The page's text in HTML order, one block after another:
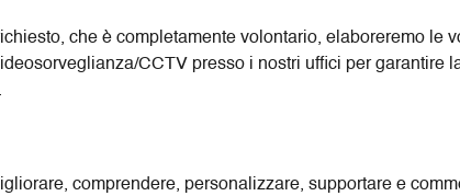
che è completamente volontario, elaboreremo le
CCTV presso i nostri uffici per garantire
comprendere, personalizzare, supportare e